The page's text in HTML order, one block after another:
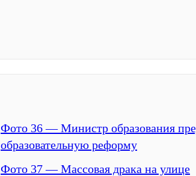
Фото 36 — Министр образования
образовательную реформу
Фото 37 — Массовая драка на улице